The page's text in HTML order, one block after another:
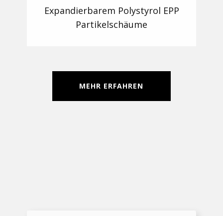
Expandierbarem Polystyrol EPP
Partikelschäume
MEHR ERFAHREN